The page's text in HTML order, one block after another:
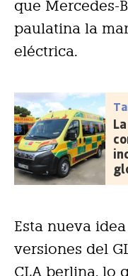
que Mercedes-
paulatina la
eléctrica.
Esta nueva
versiones del
CLA berlina, lo